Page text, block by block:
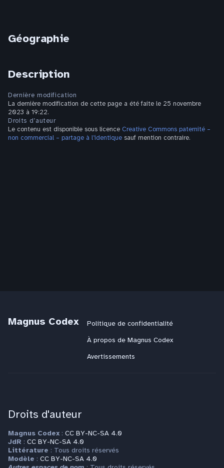
Géographie
Description
Dernière modification
La dernière modification de cette page a été faite le 25 novembre
2023 à 19:22.
Droits d’auteur
Le contenu est disponible sous licence Creative Commons paternité –
non commercial – partage à l’identique sauf mention contraire.
Magnus Codex
Politique de confidentialité
À propos de Magnus Codex
Avertissements
Droits d'auteur
Magnus Codex : CC BY-NC-SA 4.0
JdR : CC BY-NC-SA 4.0
Littérature : Tous droits réservés
Modèle : CC BY-NC-SA 4.0